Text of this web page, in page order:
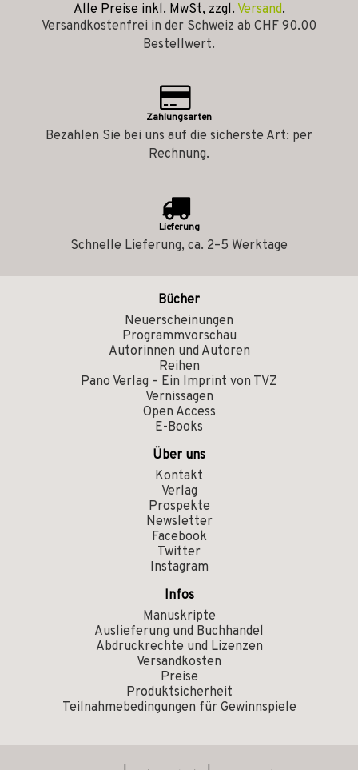
Alle Preise inkl. MwSt, zzgl. Versand.
Versandkostenfrei in der Schweiz ab CHF 90.00
Bestellwert.
Zahlungsarten
Bezahlen Sie bei uns auf die sicherste Art: per
Rechnung.
Lieferung
Schnelle Lieferung, ca. 2–5 Werktage
Bücher
Neuerscheinungen
Programmvorschau
Autorinnen und Autoren
Reihen
Pano Verlag – Ein Imprint von TVZ
Vernissagen
Open Access
E-Books
Über uns
Kontakt
Verlag
Prospekte
Newsletter
Facebook
Twitter
Instagram
Infos
Manuskripte
Auslieferung und Buchhandel
Abdruckrechte und Lizenzen
Versandkosten
Preise
Produktsicherheit
Teilnahmebedingungen für Gewinnspiele